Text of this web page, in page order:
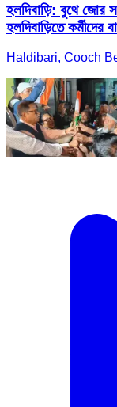
হলদিবাড়ি: বুথে জোর
হলদিবাড়িতে কর্মীদের
Haldibari, Cooch